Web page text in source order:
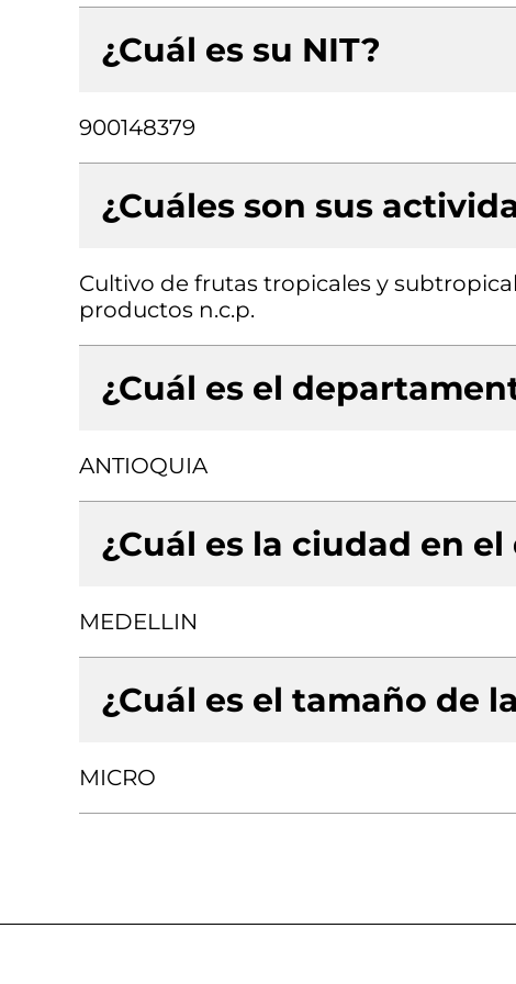
¿Cuál es su NIT?
900148379
¿Cuáles son sus
Cultivo de frutas tropicales y
productos n.c.p.
¿Cuál es el
ANTIOQUIA
¿Cuál es la ciudad en
MEDELLIN
¿Cuál es el tamaño de
MICRO